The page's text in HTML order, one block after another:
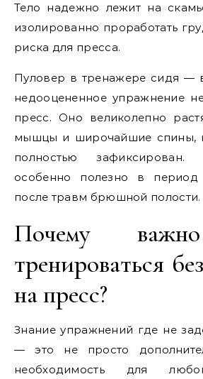
Тело надежно лежит на
изолированно проработать
риска для пресса.
Пуловер в тренажере сидя —
недооцененное упражнение
пресс. Оно великолепно
мышцы и широчайшие спины,
полностью
особенно полезно в период
после травм брюшной полости.
Почему
тренироваться
на пресс?
Знание упражнений где не
— это не просто
необходимость для